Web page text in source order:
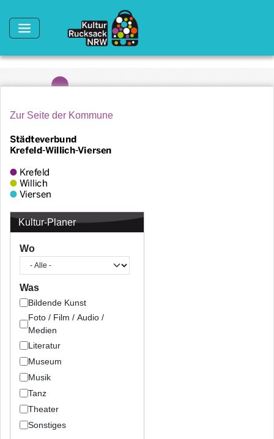
Zur Seite der Kommune
Kultur-Planer
Wo
Was
Bildende Kunst
Foto / Film / Audio /
Medien
Literatur
Museum
Musik
Tanz
Theater
Sonstiges